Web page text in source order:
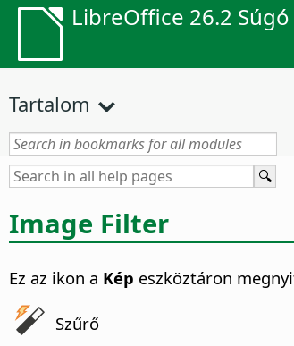
LibreOffice 26.2 Súgó
Tartalom
Image Filter
Ez az ikon a Kép eszköztáron
Szűrő